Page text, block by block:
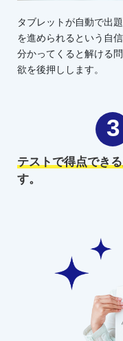
タブレットが自動で出
を進められるという自
分かってくると解ける
欲を後押しします。
3
テストで得点でき
す。